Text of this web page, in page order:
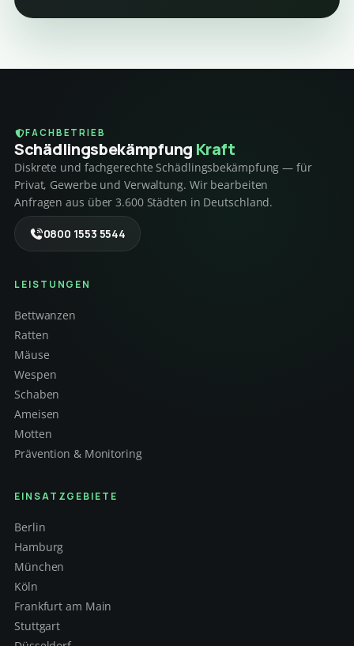
FACHBETRIEB
Schädlings­bekämpfung Kraft
Diskrete und fachgerechte Schädlingsbekämpfung — für
Privat, Gewerbe und Verwaltung. Wir bearbeiten
Anfragen aus über 3.600 Städten in Deutschland.
0800 1553 5544
LEISTUNGEN
Bettwanzen
Ratten
Mäuse
Wespen
Schaben
Ameisen
Motten
Prävention & Monitoring
EINSATZGEBIETE
Berlin
Hamburg
München
Köln
Frankfurt am Main
Stuttgart